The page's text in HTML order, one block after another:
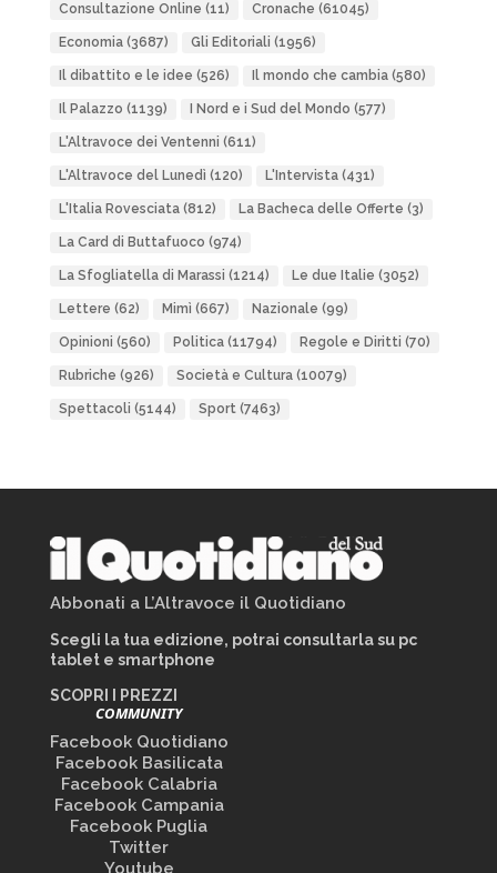
Consultazione Online (11) Cronache (61045)
Economia(3687) Gli Editoriali (1956)
Il dibattito e le idee (526) Il mondo che cambia(580)
Il Palazzo (1139) I Nord e i Sud del Mondo (577)
L'Altravoce dei Ventenni (611)
L'Altravoce del Lunedì (120) L'Intervista(431)
L'Italia Rovesciata(812) La Bacheca delle Offerte (3)
La Card di Buttafuoco (974)
La Sfogliatella di Marassi (1214) Le due Italie (3052)
Lettere (62) Mimì (667) Nazionale (99)
Opinioni (560) Politica(11794) Regole e Diritti (70)
Rubriche (926) Società e Cultura(10079)
Spettacoli (5144) Sport(7463)
Abbonati a L’Altravoce il Quotidiano
Scegli la tua edizione, potrai consultarla su pc
tablet e smartphone
SCOPRI I PREZZI
COMMUNITY
Facebook Quotidiano
Facebook Basilicata
Facebook Calabria
Facebook Campania
Facebook Puglia
Twitter
Youtube